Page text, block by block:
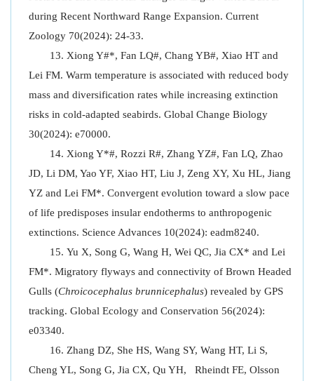
during Recent Northward Range Expansion. Current
Zoology 70(2024): 24-33.
Xiong Y#*, Fan LQ#, Chang YB#, Xiao HT and
Lei FM. Warm temperature is associated with reduced body
mass and diversification rates while increasing extinction
risks in cold-adapted seabirds. Global Change Biology
30(2024): e70000.
Xiong Y*#, Rozzi R#, Zhang YZ#, Fan LQ, Zhao
JD, Li DM, Yao YF, Xiao HT, Liu J, Zeng XY, Xu HL, Jiang
YZ and Lei FM*. Convergent evolution toward a slow pace
of life predisposes insular endotherms to anthropogenic
extinctions. Science Advances 10(2024): eadm8240.
Yu X, Song G, Wang H, Wei QC, Jia CX* and Lei
FM*. Migratory flyways and connectivity of Brown Headed
Gulls (Chroicocephalus brunnicephalus) revealed by GPS
tracking. Global Ecology and Conservation 56(2024):
e03340.
Zhang DZ, She HS, Wang SY, Wang HT, Li S,
Cheng YL, Song G, Jia CX, Qu YH, Rheindt FE, Olsson